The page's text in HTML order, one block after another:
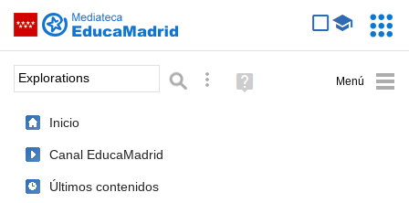
Saltar navegación
Palabra o frase: Búsqueda avanzada
Ayuda
(en
Inicio
Canal EducaMadrid
Últimos contenidos